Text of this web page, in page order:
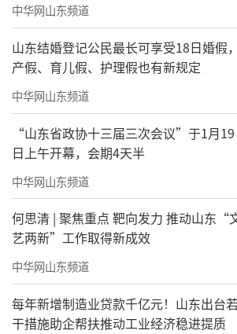
中华网山东频道
山东结婚登记公民最长可享受18日婚假，
产假、育儿假、护理假也有新规定
中华网山东频道
“山东省政协十三届三次会议”于1月19
日上午开幕，会期4天半
中华网山东频道
何思清 | 聚焦重点 靶向发力 推动山东“
艺两新”工作取得新成效
中华网山东频道
每年新增制造业贷款千亿元！山东出台
干措施助企帮扶推动工业经济稳进提质